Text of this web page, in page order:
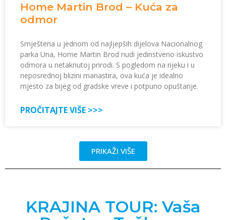
Home Martin Brod – Kuća za
odmor
Smještena u jednom od najljepših dijelova Nacionalnog
parka Una, Home Martin Brod nudi jedinstveno iskustvo
odmora u netaknutoj prirodi. S pogledom na rijeku i u
neposrednoj blizini manastira, ova kuća je idealno
mjesto za bijeg od gradske vreve i potpuno opuštanje.
PROČITAJTE VIŠE >>>
PRIKAŽI VIŠE
KRAJINA TOUR: Vaša